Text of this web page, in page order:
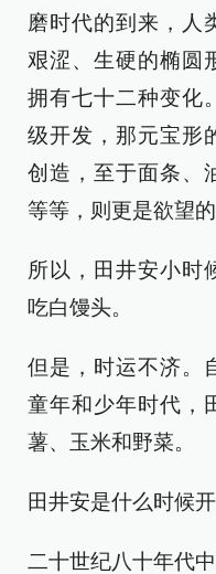
磨时代的到来，人
艰涩、生硬的椭圆
拥有七十二种变化
级开发，那元宝形
创造，至于面条、
等等，则更是欲望
所以，田井安小时
吃白馒头。
但是，时运不济。
童年和少年时代，
薯、玉米和野菜。
田井安是什么时候
二十世纪八十年代中